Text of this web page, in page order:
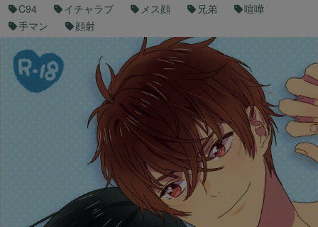
C94
イチャラブ メス顔 兄弟
喧嘩
手マン
顔射